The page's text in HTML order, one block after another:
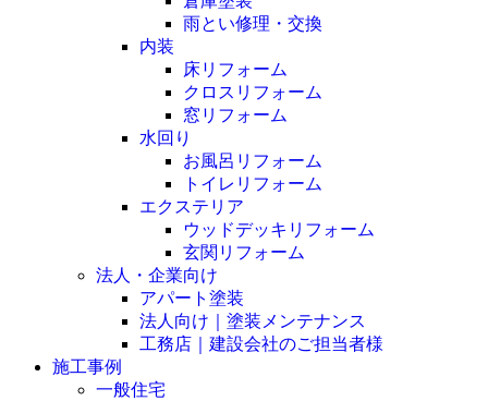
雨とい修理・交換
内装
床リフォーム
クロスリフォーム
窓リフォーム
水回り
お風呂リフォーム
トイレリフォーム
エクステリア
ウッドデッキリフォーム
玄関リフォーム
法人・企業向け
アパート塗装
法人向け｜塗装メンテナンス
工務店｜建設会社のご担当者様
施工事例
一般住宅